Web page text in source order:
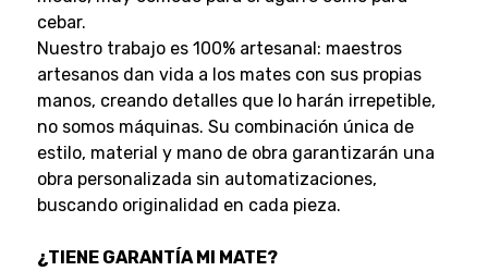
cebar.
Nuestro trabajo es 100% artesanal: maestros
artesanos dan vida a los mates con sus propias
manos, creando detalles que lo harán irrepetible,
no somos máquinas. Su combinación única de
estilo, material y mano de obra garantizarán una
obra personalizada sin automatizaciones,
buscando originalidad en cada pieza.
¿TIENE GARANTÍA MI MATE?